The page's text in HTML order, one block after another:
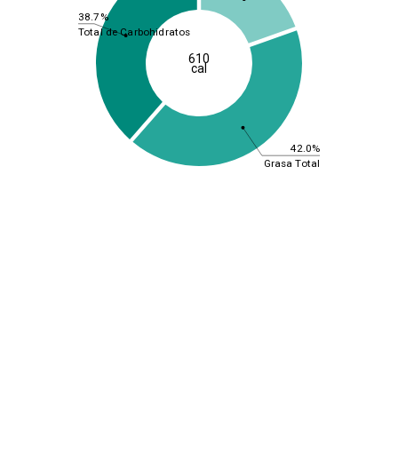
42.0%
38.7%
Grasa Total
Total de Carbohidratos
610
cal